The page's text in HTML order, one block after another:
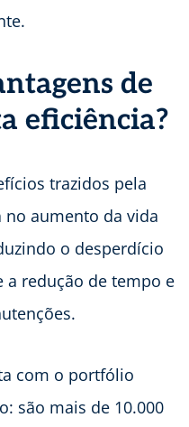
de
eficiência?
trazidos pela
aumento da vida
o desperdício
a redução de tempo e
com o portfólio
são mais de 10.000